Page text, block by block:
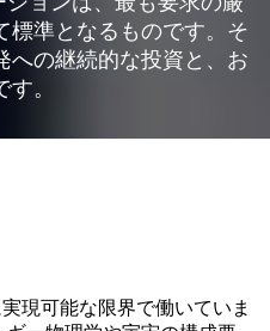
標準となるものです。そ
への継続的な投資と、お
。
現可能な限界で働いていま